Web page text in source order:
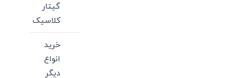
گیتار
کلاسیک
خرید
انواع
دیگر